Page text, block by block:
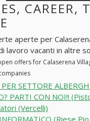
CAREER,
aperte per
lavoro vacanti in altre
offers for Calaserena
PER SETTORE
PARTI CON NOI!!
(Vercelli)